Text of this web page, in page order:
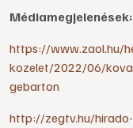
Médiamegjelenések:
https://www.zaol.hu/
kozelet/2022/06/
gebarton
http://zegtv.hu/